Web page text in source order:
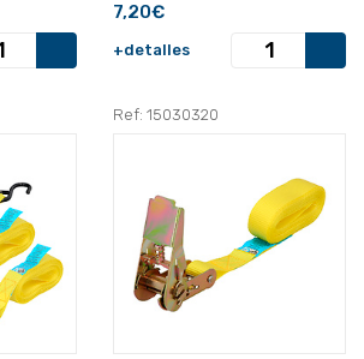
7,20€
+detalles
Ref: 15030320